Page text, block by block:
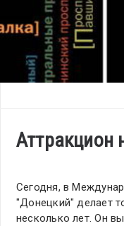
Аттракцион
Сегодня, в
"Донецкий" делает
несколько лет. Он